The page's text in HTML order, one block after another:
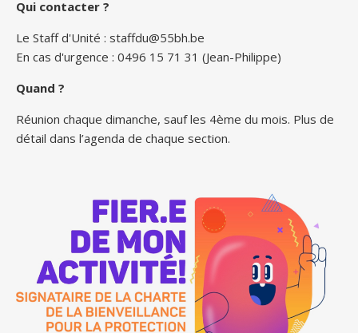
Qui contacter ?
Le Staff d'Unité : staffdu@55bh.be
En cas d'urgence : 0496 15 71 31 (Jean-Philippe)
Quand ?
Réunion chaque dimanche, sauf les 4ème du mois. Plus de
détail dans l’agenda de chaque section.